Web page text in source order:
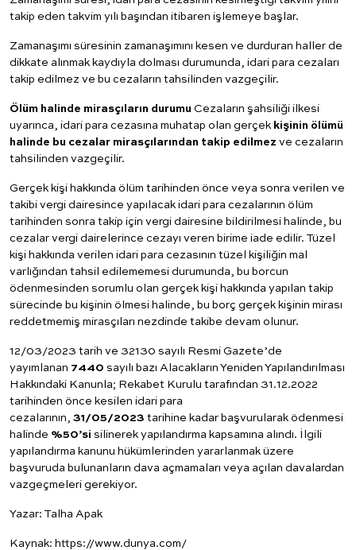
takip eden takvim yılı başından itibaren işlemeye başlar.
Zamanaşımı süresinin zamanaşımını kesen ve durduran haller de
dikkate alınmak kaydıyla dolması durumunda, idari para cezaları
takip edilmez ve bu cezaların tahsilinden vazgeçilir.
Ölüm halinde mirasçıların durumu Cezaların şahsiliği ilkesi
uyarınca, idari para cezasına muhatap olan gerçek kişinin ölümü
halinde bu cezalar mirasçılarından takip edilmez ve cezaların
tahsilinden vazgeçilir.
Gerçek kişi hakkında ölüm tarihinden önce veya sonra verilen ve
takibi vergi dairesince yapılacak idari para cezalarının ölüm
tarihinden sonra takip için vergi dairesine bildirilmesi halinde, bu
cezalar vergi dairelerince cezayı veren birime iade edilir. Tüzel
kişi hakkında verilen idari para cezasının tüzel kişiliğin mal
varlığından tahsil edilememesi durumunda, bu borcun
ödenmesinden sorumlu olan gerçek kişi hakkında yapılan takip
sürecinde bu kişinin ölmesi halinde, bu borç gerçek kişinin mirası
reddetmemiş mirasçıları nezdinde takibe devam olunur.
12/03/2023 tarih ve 32130 sayılı Resmi Gazete’de
yayımlanan 7440 sayılı bazı Alacakların Yeniden Yapılandırılması
Hakkındaki Kanunla; Rekabet Kurulu tarafından 31.12.2022
tarihinden önce kesilen idari para
cezalarının, 31/05/2023 tarihine kadar başvurularak ödenmesi
halinde %50’si silinerek yapılandırma kapsamına alındı. İlgili
yapılandırma kanunu hükümlerinden yararlanmak üzere
başvuruda bulunanların dava açmamaları veya açılan davalardan
vazgeçmeleri gerekiyor.
Yazar: Talha Apak
Kaynak: https://www.dunya.com/